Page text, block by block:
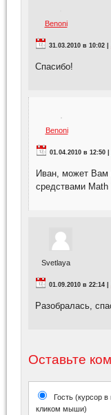
Benoni
31.03.2010 в 10:02 |
Спасибо!
Benoni
01.04.2010 в 12:50 |
Иван, может Вам
средствами
Svetlaya
01.09.2010 в 22:14 |
Разобралась,
Оставьте
Гость (курсор
кликом мыши)